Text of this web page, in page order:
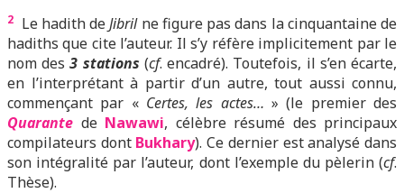
2 Le hadith deJibrilne figure pas dans la cinquantaine de
hadiths que cite l’auteur. Il s’y réfère implicitement par le
nom des3 stations (cf. encadré). Toutefois, il s’en écarte,
en l’interprétant à partir d’un autre, tout aussi connu,
commençant par « Certes, les actes… » (le premier des
Quarante de Nawawi, célèbre résumé des principaux
compilateurs dont Bukhary). Ce dernier est analysé dans
son intégralité par l’auteur, dont l’exemple du pèlerin (cf.
Thèse).